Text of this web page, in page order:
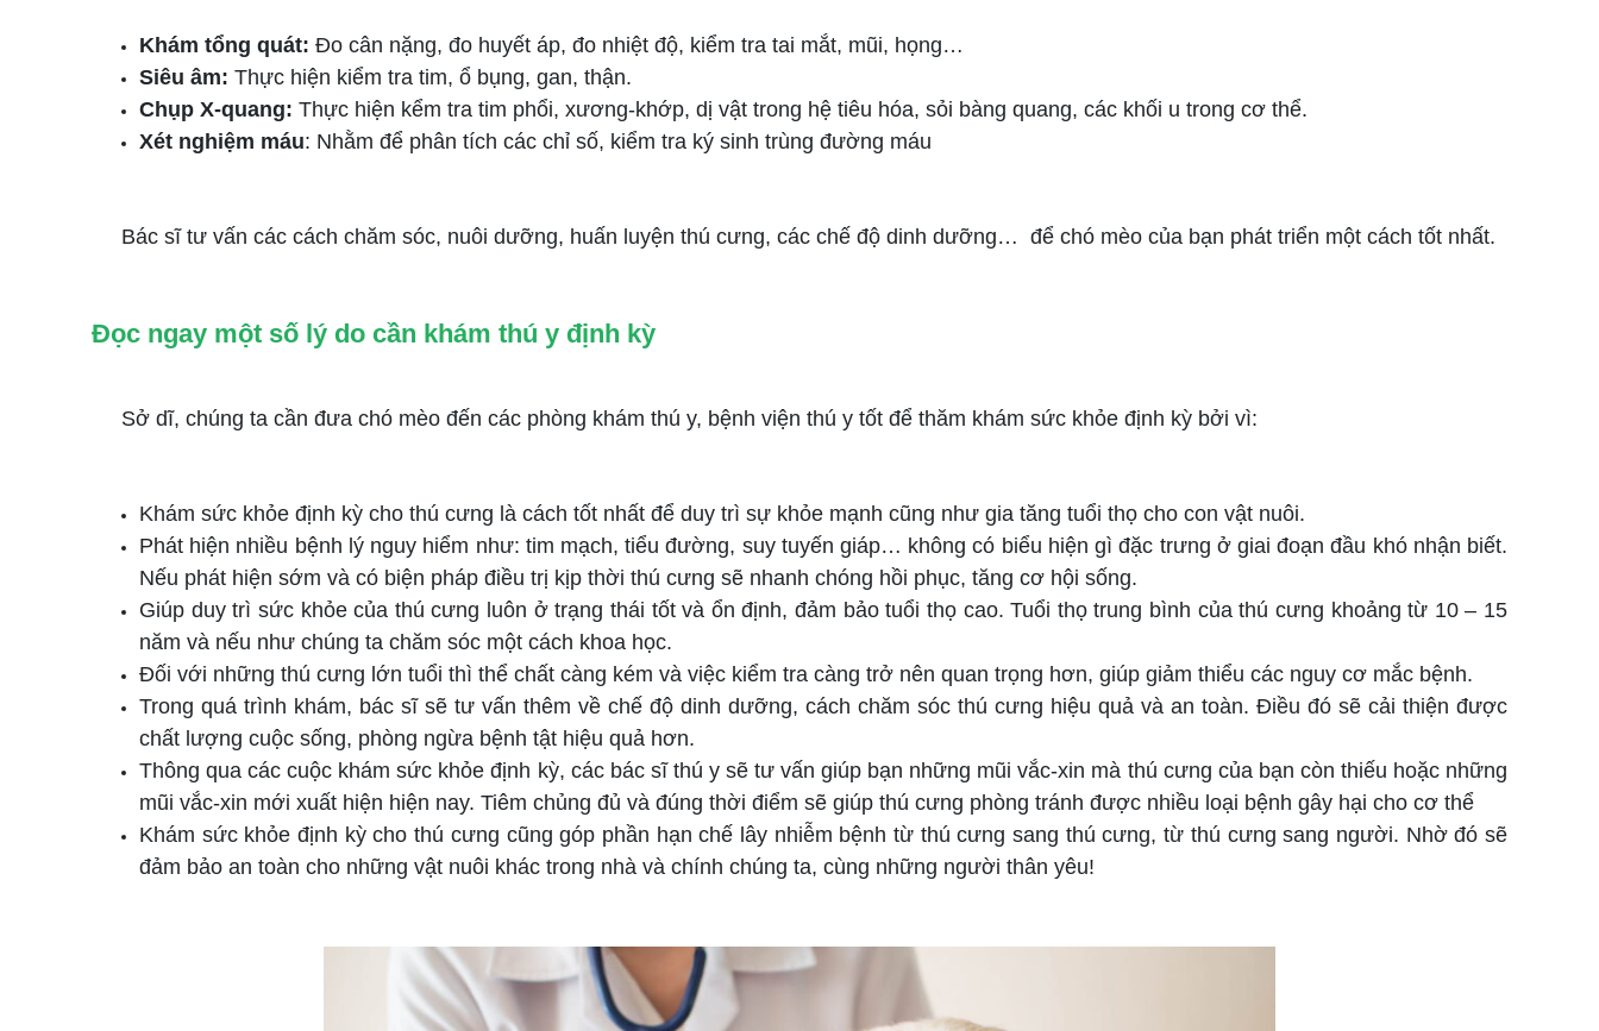
Khám tổng quát: Đo cân nặng, đo huyết áp, đo nhiệt độ, kiểm tra tai mắt, mũi, họng…
Siêu âm: Thực hiện kiểm tra tim, ổ bụng, gan, thận.
Chụp X-quang: Thực hiện kểm tra tim phổi, xương-khớp, dị vật trong hệ tiêu hóa, sỏi bàng quang, các khối u trong cơ thể.
Xét nghiệm máu: Nhằm để phân tích các chỉ số, kiểm tra ký sinh trùng đường máu
Bác sĩ tư vấn các cách chăm sóc, nuôi dưỡng, huấn luyện thú cưng, các chế độ dinh dưỡng… để chó mèo của bạn phát triển một cách tốt nhất.
Đọc ngay một số lý do cần khám thú y định kỳ
Sở dĩ, chúng ta cần đưa chó mèo đến các phòng khám thú y, bệnh viện thú y tốt để thăm khám sức khỏe định kỳ bởi vì:
Khám sức khỏe định kỳ cho thú cưng là cách tốt nhất để duy trì sự khỏe mạnh cũng như gia tăng tuổi thọ cho con vật nuôi.
Phát hiện nhiều bệnh lý nguy hiểm như: tim mạch, tiểu đường, suy tuyến giáp… không có biểu hiện gì đặc trưng ở giai đoạn đầu khó nhận biết.
Nếu phát hiện sớm và có biện pháp điều trị kịp thời thú cưng sẽ nhanh chóng hồi phục, tăng cơ hội sống.
Giúp duy trì sức khỏe của thú cưng luôn ở trạng thái tốt và ổn định, đảm bảo tuổi thọ cao. Tuổi thọ trung bình của thú cưng khoảng từ 10 – 15
năm và nếu như chúng ta chăm sóc một cách khoa học.
Đối với những thú cưng lớn tuổi thì thể chất càng kém và việc kiểm tra càng trở nên quan trọng hơn, giúp giảm thiểu các nguy cơ mắc bệnh.
Trong quá trình khám, bác sĩ sẽ tư vấn thêm về chế độ dinh dưỡng, cách chăm sóc thú cưng hiệu quả và an toàn. Điều đó sẽ cải thiện được
chất lượng cuộc sống, phòng ngừa bệnh tật hiệu quả hơn.
Thông qua các cuộc khám sức khỏe định kỳ, các bác sĩ thú y sẽ tư vấn giúp bạn những mũi vắc-xin mà thú cưng của bạn còn thiếu hoặc những
mũi vắc-xin mới xuất hiện hiện nay. Tiêm chủng đủ và đúng thời điểm sẽ giúp thú cưng phòng tránh được nhiều loại bệnh gây hại cho cơ thể
Khám sức khỏe định kỳ cho thú cưng cũng góp phần hạn chế lây nhiễm bệnh từ thú cưng sang thú cưng, từ thú cưng sang người. Nhờ đó sẽ
đảm bảo an toàn cho những vật nuôi khác trong nhà và chính chúng ta, cùng những người thân yêu!